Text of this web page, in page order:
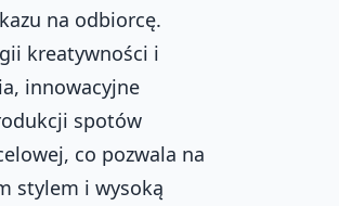
na odbiorcę.
kreatywności i
innowacyjne
spotów
co pozwala na
stylem i wysoką